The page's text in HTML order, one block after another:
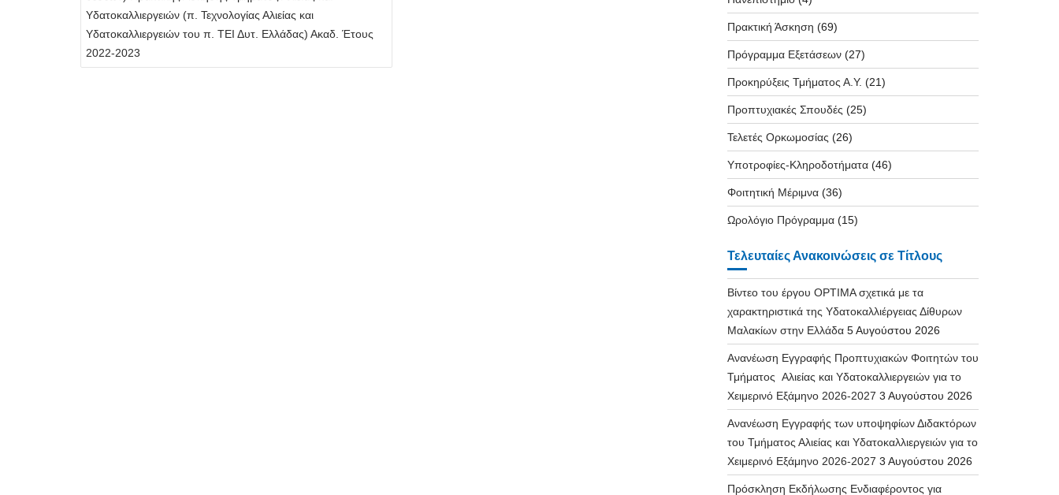
Υδατοκαλλιεργειών (π. Τεχνολογίας Αλιείας και
Υδατοκαλλιεργειών του π. ΤΕΙ Δυτ. Ελλάδας) Ακαδ. Έτους
2022-2023
Πρακτική Άσκηση (69)
Πρόγραμμα Εξετάσεων(27)
Προκηρύξεις Τμήματος Α.Υ. (21)
Προπτυχιακές Σπουδές (25)
Τελετές Ορκωμοσίας (26)
Υποτροφίες-Κληροδοτήματα(46)
Φοιτητική Μέριμνα(36)
Ωρολόγιο Πρόγραμμα(15)
Τελευταίες Ανακοινώσεις σε Τίτλους
Βίντεο του έργου OPTIMA σχετικά με τα
χαρακτηριστικά της Υδατοκαλλιέργειας Δίθυρων
Μαλακίων στην Ελλάδα 5 Αυγούστου 2026
Ανανέωση Εγγραφής Προπτυχιακών Φοιτητών του
Τμήματος Αλιείας και Υδατοκαλλιεργειών για το
Χειμερινό Εξάμηνο 2026-2027 3 Αυγούστου 2026
Ανανέωση Εγγραφής των υποψηφίων Διδακτόρων
του Τμήματος Αλιείας και Υδατοκαλλιεργειών για το
Χειμερινό Εξάμηνο 2026-2027 3 Αυγούστου 2026
Πρόσκληση Εκδήλωσης Ενδιαφέροντος για